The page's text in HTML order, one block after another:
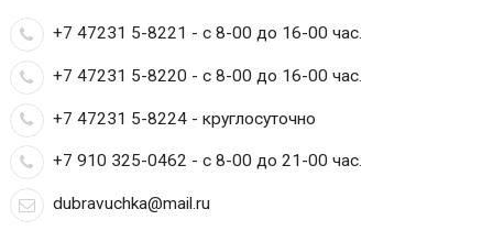
+7 47231 5-8221 - с 8-00 до 16-00 час.
+7 47231 5-8220 - с 8-00 до 16-00 час.
+7 47231 5-8224 - круглосуточно
+7 910 325-0462 - с 8-00 до 21-00 час.
dubravuchka@mail.ru